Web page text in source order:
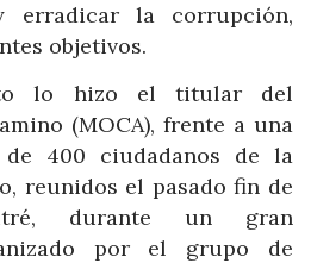
erradicar la corrupción,
objetivos.
lo hizo el titular del
(MOCA), frente a una
400 ciudadanos de la
reunidos el pasado fin de
durante un gran
por el grupo de